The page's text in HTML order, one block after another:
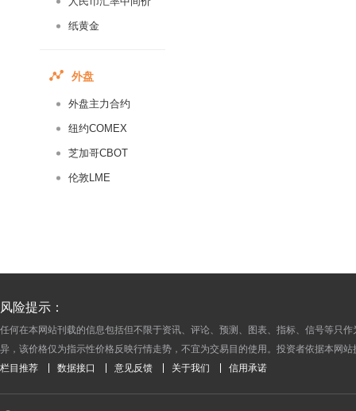
纸黄金
外盘
外盘主力合约
纽约COMEX
芝加哥CBOT
伦敦LME
2017-05-10
2016-09-12
2016-09-09
风险提示：
任何在本网站刊载的信息包括但不限于资讯、评论、预测、图表、指标、信号等只
异，该价格仅为指示性价格反映行情走势，不宜为交易目的使用。投资者依据本网
栏目推荐 数据接口 意见反馈 关于我们 信用承诺